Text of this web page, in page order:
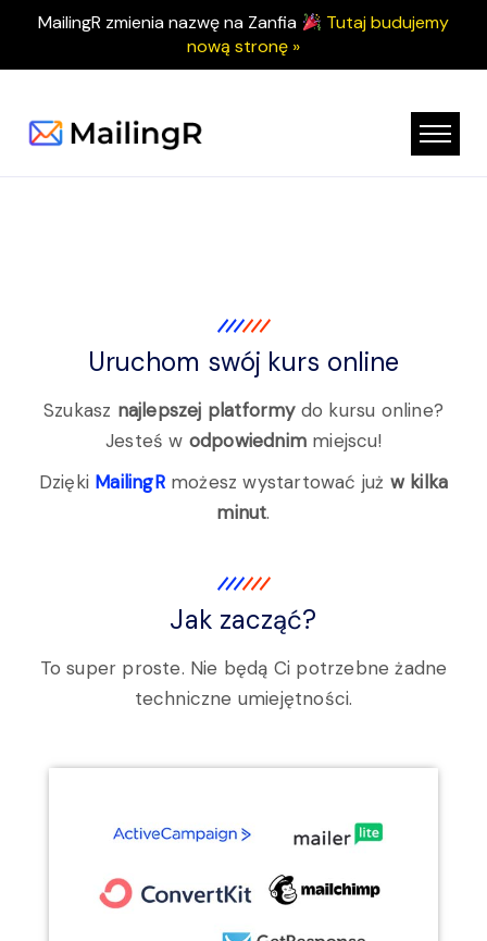
MailingR zmienia nazwę na Zanfia
Tutaj budujemy
nową stronę »
Uruchom swój kurs online
Szukasz najlepszej platformydo kursu online?
Jesteś w odpowiednim miejscu!
Dzięki MailingR możesz wystartować już w kilka
minut.
Jak zacząć?
To super proste. Nie będą Ci potrzebne żadne
techniczne umiejętności.